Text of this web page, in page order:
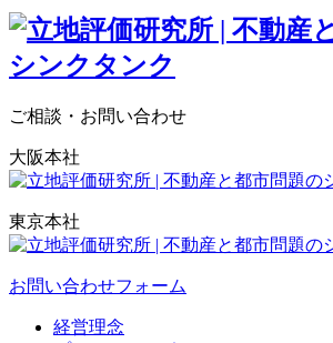
ご相談・お問い合わせ
大阪本社
東京本社
お問い合わせフォーム
経営理念